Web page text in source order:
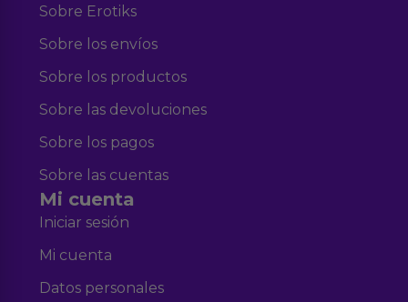
Sobre Erotiks
Sobre los envíos
Sobre los productos
Sobre las devoluciones
Sobre los pagos
Sobre las cuentas
Mi cuenta
Iniciar sesión
Mi cuenta
Datos personales